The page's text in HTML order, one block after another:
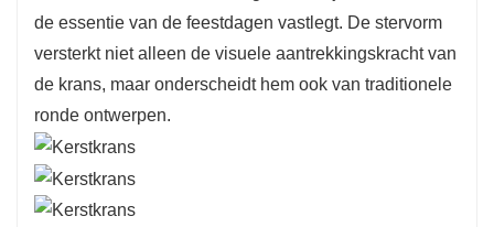
de essentie van de feestdagen vastlegt. De stervorm
versterkt niet alleen de visuele aantrekkingskracht van
de krans, maar onderscheidt hem ook van traditionele
ronde ontwerpen.